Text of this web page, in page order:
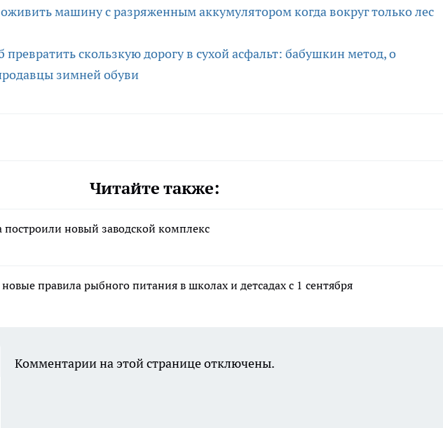
машину с разряженным аккумулятором когда вокруг только лес
скользкую дорогу в сухой асфальт: бабушкин метод, о
зимней обуви
Читайте также:
построили новый заводской комплекс
правила рыбного питания в школах и детсадах с 1 сентября
Комментарии на этой странице отключены.